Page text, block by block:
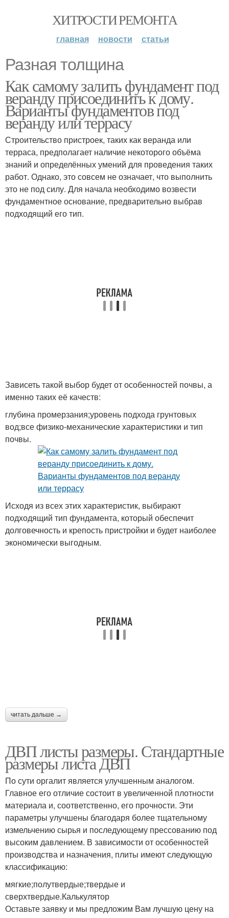
ХИТРОСТИ РЕМОНТА
главная новости статьи
Разная толщина
Как самому залить фундамент под
веранду присоединить к дому.
Варианты фундаментов под
веранду или террасу
Строительство пристроек, таких как веранда или
терраса, предполагает наличие некоторого объёма
знаний и определённых умений для проведения таких
работ. Однако, это совсем не означает, что выполнить
это не под силу. Для начала необходимо возвести
фундаментное основание, предварительно выбрав
подходящий его тип.
Зависеть такой выбор будет от особенностей почвы, а
именно таких её качеств:
глубина промерзания;уровень подхода грунтовых
вод;все физико-механические характеристики и тип
почвы.
Исходя из всех этих характеристик, выбирают
подходящий тип фундамента, который обеспечит
долговечность и крепость пристройки и будет наиболее
экономически выгодным.
читать дальше →
ДВП листы размеры. Стандартные
размеры листа ДВП
По сути оргалит является улучшенным аналогом.
Главное его отличие состоит в увеличенной плотности
материала и, соответственно, его прочности. Эти
параметры улучшены благодаря более тщательному
измельчению сырья и последующему прессованию под
высоким давлением. В зависимости от особенностей
производства и назначения, плиты имеют следующую
классификацию:
мягкие;полутвердые;твердые и
сверхтвердые.Калькулятор
Оставьте заявку и мы предложим Вам лучшую цену на